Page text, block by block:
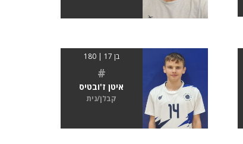
בן 17 | 180
#
איטן ז'ובטיס
קבלן/נית